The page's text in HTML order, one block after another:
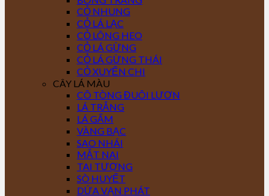
CỎ NHUNG
CỎ LÁ LẠC
CỎ LÔNG HEO
CỎ LÁ GỪNG
CỎ LÁ GỪNG THÁI
CỎ XUYẾN CHI
CÂY LÁ MÀU
CÔ TÒNG ĐUÔI LƯƠN
LÁ TRẮNG
LÁ GẤM
VÀNG BẠC
SAO NHÁI
MẮT NAI
TAI TƯỢNG
SÒ HUYẾT
DỨA VẠN PHÁT